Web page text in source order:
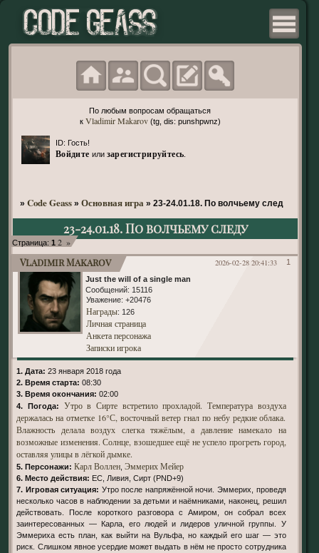
По любым вопросам обращаться
к Vladimir Makarov(tg, dis: punshpwnz)
ID: Гость!
Войдите или зарегистрируйтесь
» Code Geass » Основная игра » 23-24.01.18. По волчьему следу
23-24.01.18. По волчьему следу
Страница: 1 2 »
1
2026-02-28 20:41:33
Vladimir Makarov
Just the will of a single man
Сообщений: 15116
Уважение: +20476
Награды: 126
Личная страница
Анкета персонажа
Записки игрока
1. Дата: 23 января 2018 года
2. Время старта: 08:30
3. Время окончания: 02:00
4. Погода:
Утро в Сирте встретило прохладой. Температура воздуха
держалась на отметке 16°С, восточный ветер гнал по небу редкие облака.
Влажность делала воздух слегка тяжёлым, а давление намекало на
возможные изменения. Солнце, взошедшее ещё не успело прогреть город,
оставляя улицы в лёгкой дымке.
5. Персонажи: Карл Воллен ,Эммерих Мейер
6. Место действия: ЕС, Ливия, Сирт (PND+9)
7. Игровая ситуация: Утро после напряжённой ночи. Эммерих, проведя
несколько часов в наблюдении за детьми и наёмниками, наконец, решил
действовать. После короткого разговора с Амиром, он собрал всех
заинтересованных — Карла, его людей и лидеров уличной группы. У
Эммериха есть план, как выйти на Вульфа, но каждый его шаг — это
риск. Слишком явное усердие может выдать в нём не просто сотрудника